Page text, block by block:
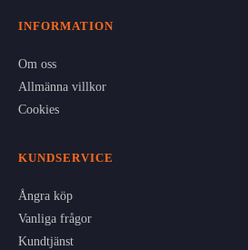
INFORMATION
Om oss
Allmänna villkor
Cookies
KUNDSERVICE
Ångra köp
Vanliga frågor
Kundtjänst